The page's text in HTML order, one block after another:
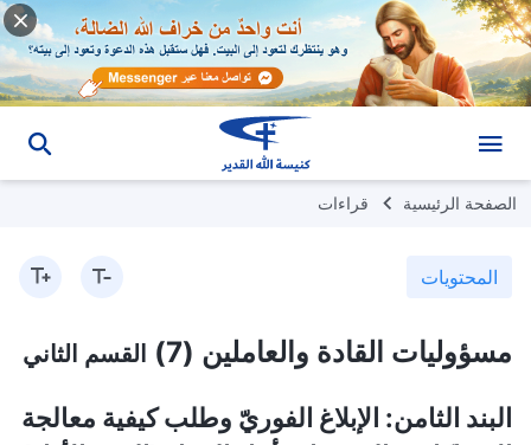
الصفحة الرئيسية قراءات
المحتويات
مسؤوليات القادة والعاملين (7) القسم الثاني
البند الثامن: الإبلاغ الفوريّ وطلب كيفية معالجة